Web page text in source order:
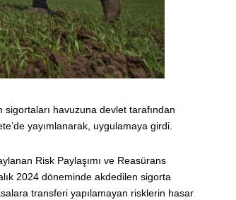
sigortaları havuzuna devlet tarafından
yayımlanarak, uygulamaya girdi.
Risk Paylaşımı ve Reasürans
2024 döneminde akdedilen sigorta
transferi yapılamayan risklerin hasar